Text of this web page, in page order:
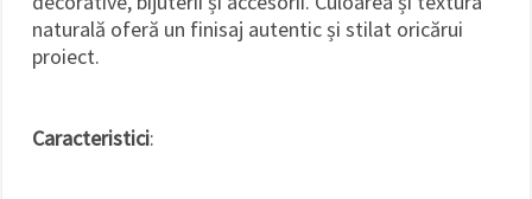
naturală oferă un finisaj autentic și stilat oricărui
proiect.
Caracteristici: